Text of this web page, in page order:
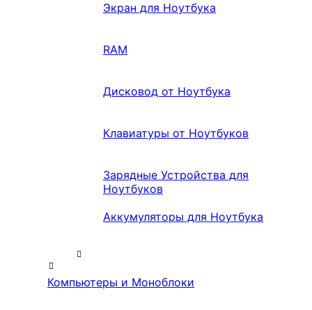
Экран для Ноутбука
RAM
Дисковод от Ноутбука
Клавиатуры от Ноутбуков
Зарядные Устройства для
Ноутбуков
Аккумуляторы для Ноутбука
Компьютеры и Моноблоки